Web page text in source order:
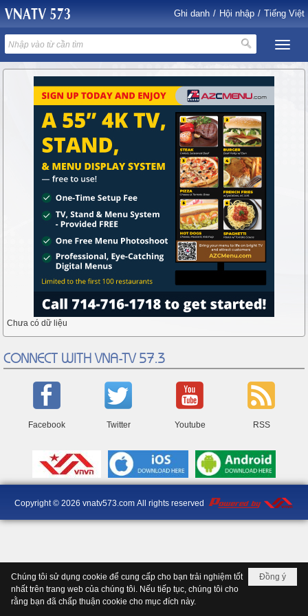
Ghi danh / Hội nhập / Tiếng Việt
Chưa có dữ liệu
CONNECT WITH VNA-TV 57.3
Facebook Twitter Youtube RSS
Copyright © 2026 vnatv573.comAll rights reserved
Đồng ý
Chúng tôi sử dụng cookie để cung cấp cho bạn trải nghiệm tốt
nhất trên trang web của chúng tôi. Nếu tiếp tục, chúng tôi cho
rằng bạn đã chấp thuận cookie cho mục đích này.